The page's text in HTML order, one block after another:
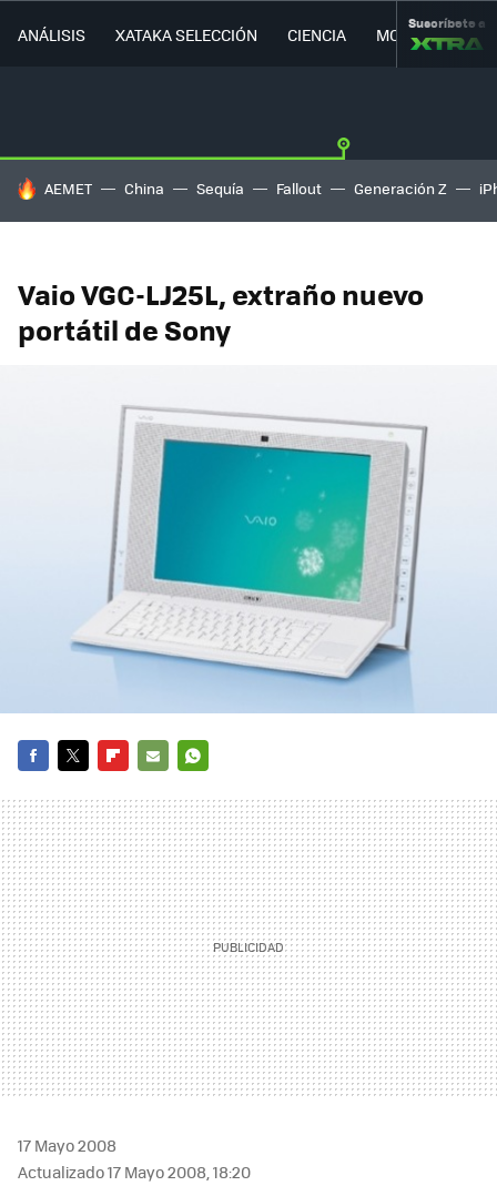
ANÁLISIS XATAKA SELECCIÓN CIENCIA MOVILIDAD
Suscríbete a
HOY SE HABLA DE
AEMET China Sequía Fallout Generación Z
Vaio VGC-LJ25L, extraño nuevo
portátil de Sony
MAIL
17 Mayo 2008
Actualizado 17 Mayo 2008, 18:20